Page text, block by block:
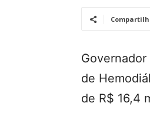
de
de R$ 16,4